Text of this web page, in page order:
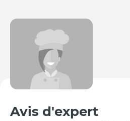
Avis d'expert